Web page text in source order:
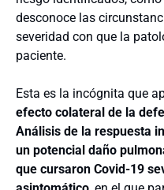
desconoce las
severidad con que la
paciente.
Esta es la incógnita que
efecto colateral de la
Análisis de la respuesta
un potencial daño
que cursaron Covid-19